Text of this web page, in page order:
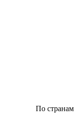
По странам